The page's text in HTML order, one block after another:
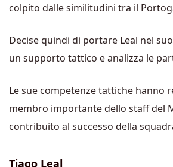
colpito dalle similitudini tra il
Decise quindi di portare Leal nel
un supporto tattico e analizza le
Le sue competenze tattiche hanno
membro importante dello staff del
contribuito al successo della
Tiago Leal